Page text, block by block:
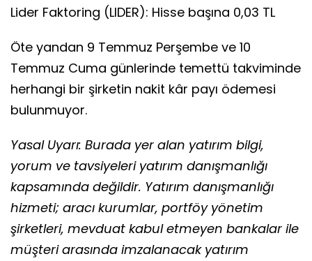
Lider Faktoring (LIDER): Hisse başına 0,03 TL
Öte yandan 9 Temmuz Perşembe ve 10
Temmuz Cuma günlerinde temettü takviminde
herhangi bir şirketin nakit kâr payı ödemesi
bulunmuyor.
Yasal Uyarı: Burada yer alan yatırım bilgi,
yorum ve tavsiyeleri yatırım danışmanlığı
kapsamında değildir. Yatırım danışmanlığı
hizmeti; aracı kurumlar, portföy yönetim
şirketleri, mevduat kabul etmeyen bankalar ile
müşteri arasında imzalanacak yatırım